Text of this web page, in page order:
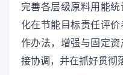
完善各层级原料用能
化在节能目标责任评
作办法，增强与固定
接协调，并在抓好贯彻